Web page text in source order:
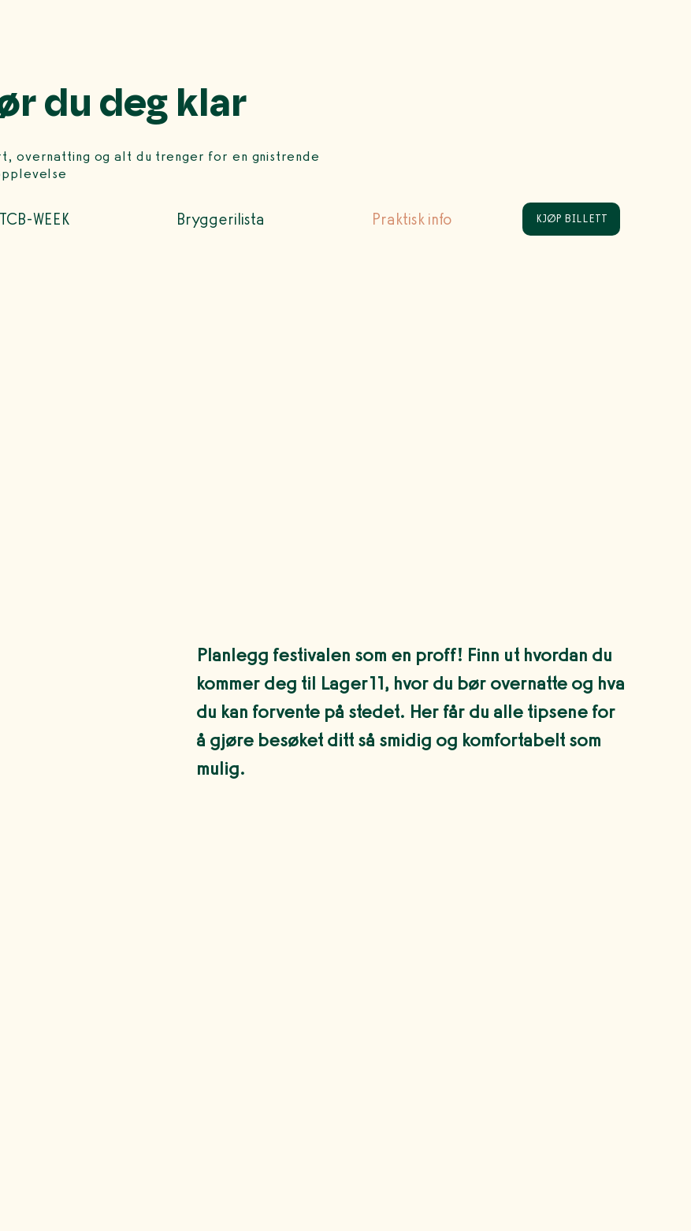
TCB-WEEK Bryggerilista Praktisk info KJØP BILLETT
du deg klar
overnatting og alt du trenger for en gnistrende
Planlegg festivalen som en proff! Finn ut hvordan du
kommer deg til Lager11, hvor du bør overnatte og hva
du kan forvente på stedet. Her får du alle tipsene for
å gjøre besøket ditt så smidig og komfortabelt som
mulig.